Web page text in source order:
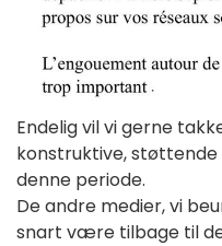
Endelig vil vi gerne
konstruktive,
denne periode.
De andre medier, vi
snart være tilbage til